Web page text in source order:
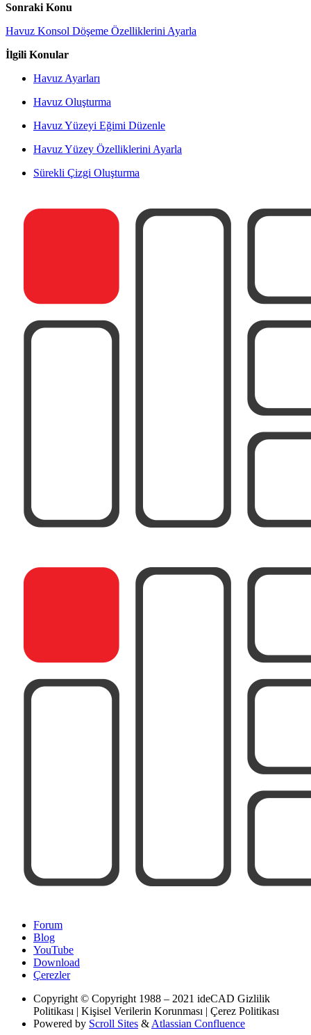
Sonraki Konu
Havuz Konsol Döşeme Özelliklerini Ayarla
İlgili Konular
Havuz Ayarları
Havuz Oluşturma
Havuz Yüzeyi Eğimi Düzenle
Havuz Yüzey Özelliklerini Ayarla
Sürekli Çizgi Oluşturma
Forum
Blog
YouTube
Download
Çerezler
Copyright © Copyright 1988 – 2021 ideCAD Gizlilik
Politikası | Kişisel Verilerin Korunması | Çerez Politikası
Powered by Scroll Sites & Atlassian Confluence